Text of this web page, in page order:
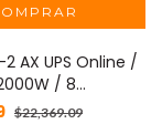
2 AX UPS Online /
/ 8
de las cuales 4
$22,369.09